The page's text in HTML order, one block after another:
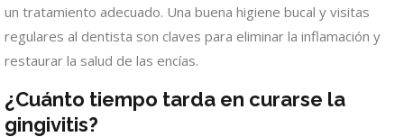
un tratamiento adecuado. Una buena higiene bucal y visitas
regulares al dentista son claves para eliminar la inflamación y
restaurar la salud de las encías.
¿Cuánto tiempo tarda en curarse la
gingivitis?